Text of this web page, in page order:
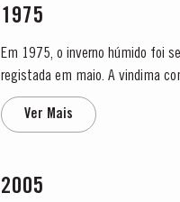
1975
Em 1975, o inverno húmido foi
registada em maio. A vindima
Ver Mais
2005